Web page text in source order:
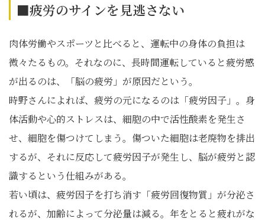
■疲労のサインを見逃さない
肉体労働やスポーツと比べると、運転中の身体の負担は
微々たるもの。それなのに、長時間運転していると疲労感
が出るのは、「脳の疲労」が原因だという。
時野さんによれば、疲労の元になるのは「疲労因子」。身
体活動や心的ストレスは、細胞の中で活性酸素を発生さ
せ、細胞を傷つけてしまう。傷ついた細胞は老廃物を排出
するが、それに反応して疲労因子が発生し、脳が疲労と認
識するという仕組みがある。
若い頃は、疲労因子を打ち消す「疲労回復物質」が分泌さ
れるが、加齢によって分泌量は減る。年をとると疲れがな